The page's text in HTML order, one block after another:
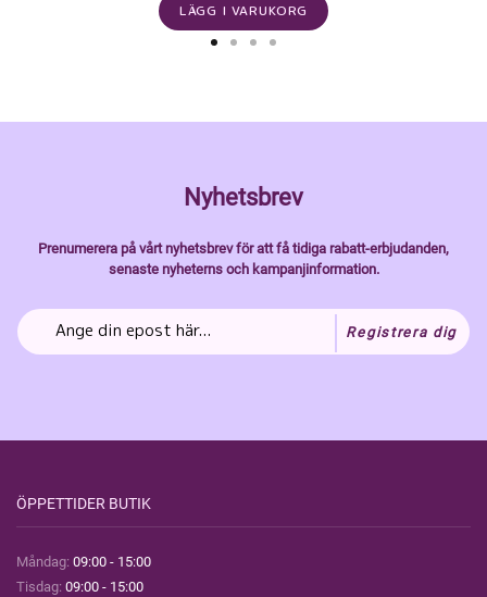
LÄGG I VARUKORG
Nyhetsbrev
Prenumerera på vårt nyhetsbrev för att få tidiga rabatt-erbjudanden,
senaste nyheterns och kampanjinformation.
Registrera dig
ÖPPETTIDER BUTIK
Måndag: 09:00 - 15:00
Tisdag: 09:00 - 15:00